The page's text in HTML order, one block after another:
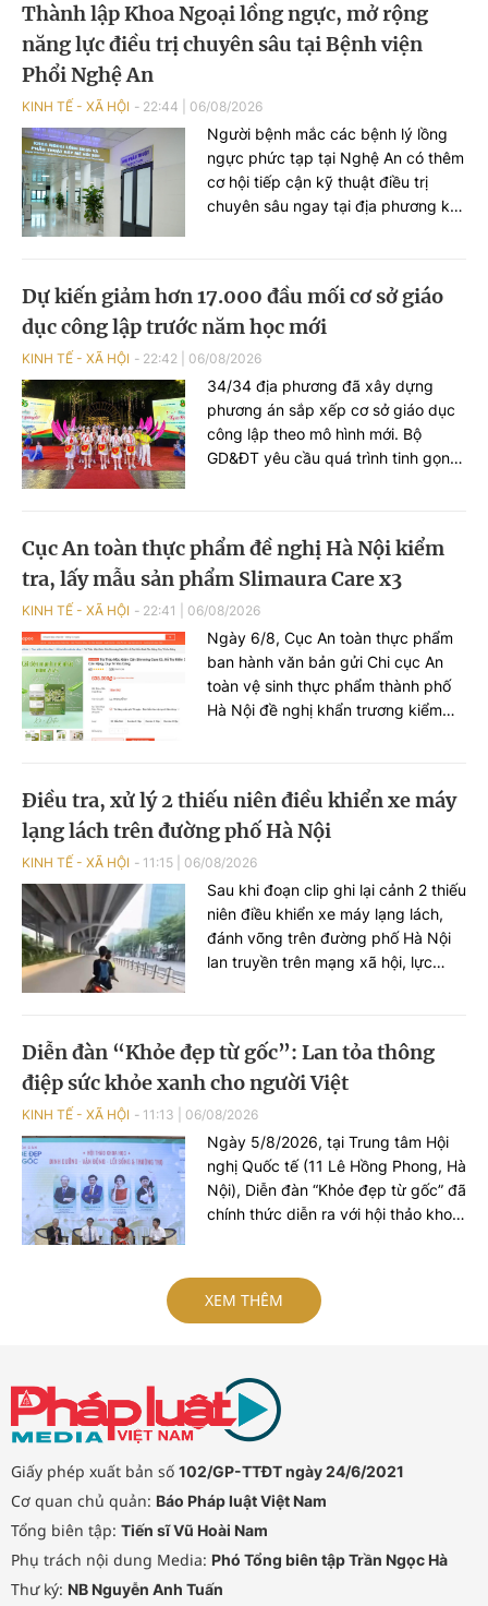
tác.
Thành lập Khoa Ngoại lồng ngực, mở rộng
năng lực điều trị chuyên sâu tại Bệnh viện
Phổi Nghệ An
KINH TẾ - XÃ HỘI 22:44 06/08/2026
Người bệnh mắc các bệnh lý lồng
ngực phức tạp tại Nghệ An có thêm
cơ hội tiếp cận kỹ thuật điều trị
chuyên sâu ngay tại địa phương khi
Dự kiến giảm hơn 17.000 đầu mối cơ sở giáo
dục công lập trước năm học mới
KINH TẾ - XÃ HỘI 22:42 06/08/2026
34/34 địa phương đã xây dựng
phương án sắp xếp cơ sở giáo dục
công lập theo mô hình mới. Bộ
GD&ĐT yêu cầu quá trình tinh gọn
đội ngũ nhà giáo.
Cục An toàn thực phẩm đề nghị Hà Nội kiểm
tra, lấy mẫu sản phẩm Slimaura Care x3
KINH TẾ - XÃ HỘI 22:41 06/08/2026
Ngày 6/8, Cục An toàn thực phẩm
ban hành văn bản gửi Chi cục An
toàn vệ sinh thực phẩm thành phố
Hà Nội đề nghị khẩn trương kiểm
Slimaura Care x3.
Điều tra, xử lý 2 thiếu niên điều khiển xe máy
lạng lách trên đường phố Hà Nội
KINH TẾ - XÃ HỘI 11:15 06/08/2026
Sau khi đoạn clip ghi lại cảnh 2 thiếu
niên điều khiển xe máy lạng lách,
đánh võng trên đường phố Hà Nội
lan truyền trên mạng xã hội, lực
định.
Diễn đàn “Khỏe đẹp từ gốc”: Lan tỏa thông
điệp sức khỏe xanh cho người Việt
KINH TẾ - XÃ HỘI 11:13 06/08/2026
Ngày 5/8/2026, tại Trung tâm Hội
nghị Quốc tế (11 Lê Hồng Phong, Hà
Nội), Diễn đàn “Khỏe đẹp từ gốc” đã
chính thức diễn ra với hội thảo khoa
dàn chuyên gia đầu ngành nhằm
chia sẻ các giải pháp chăm sóc sức
XEM THÊM
Giấy phép xuất bản số 102/GP-TTĐT ngày 24/6/2021
Cơ quan chủ quản: Báo Pháp luật Việt Nam
Tổng biên tập: Tiến sĩ Vũ Hoài Nam
Phụ trách nội dung Media: Phó Tổng biên tập Trần Ngọc Hà
Thư ký: NB Nguyễn Anh Tuấn